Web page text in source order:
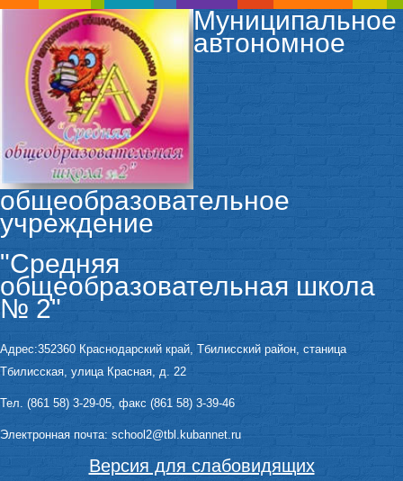
Муниципальное
автономное
общеобразовательное
учреждение
"Средняя
общеобразовательная школа
№ 2"
Адрес:352360 Краснодарский край, Тбилисский район, станица
Тбилисская, улица Красная, д. 22
Тел. (861 58) 3-29-05, факс (861 58) 3-39-46
Электронная почта: sсhool2@tbl.kubannet.ru
Версия для слабовидящих